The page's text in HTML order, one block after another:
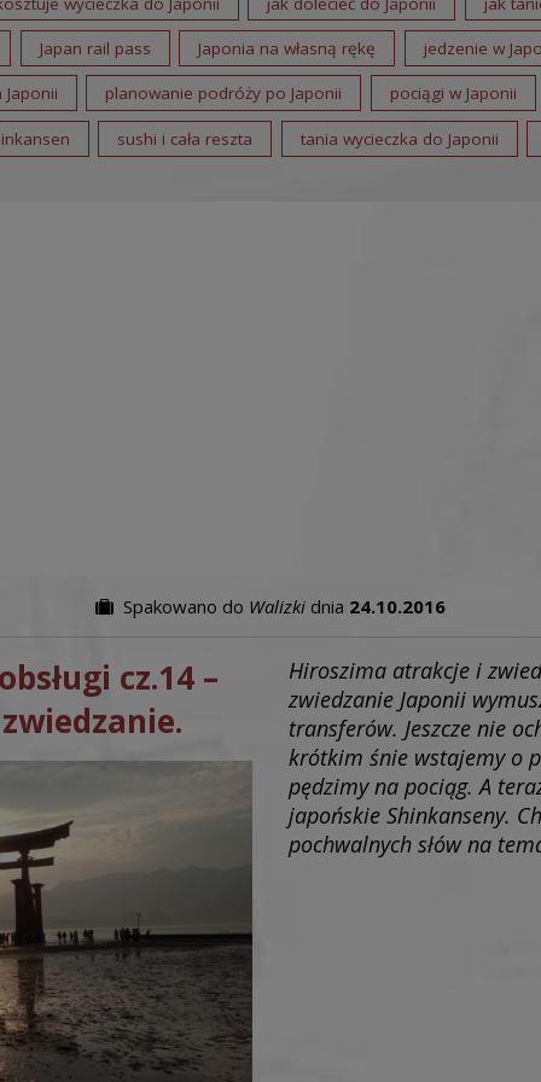
Japan rail pass Japonia na własną rękę jedzenie w
planowanie podróży po Japonii pociągi w Japonii
sushi i cała reszta tania wycieczka do Japonii
Spakowano do Walizki dnia 24.10.2016
cz.14 –
Hiroszima atrakcje i
zwiedzanie Japonii
transferów. Jeszcze nie
krótkim śnie wstajemy o
pędzimy na pociąg. A
japońskie Shinkanseny.
pochwalnych słów na